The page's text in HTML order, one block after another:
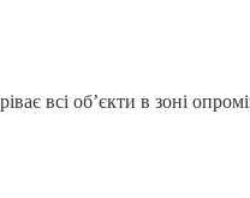
всі об’єкти в зоні